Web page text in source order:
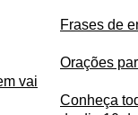
vai
Frases de
Orações
Conheça